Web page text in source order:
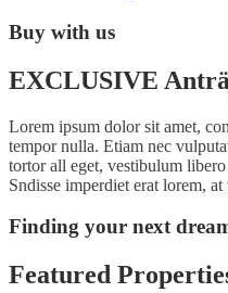
Buy with us
EXCLUSIVE
Lorem ipsum dolor sit amet,
tempor nulla. Etiam nec
tortor all eget, vestibulum
Sndisse imperdiet erat lorem,
Finding your next
Featured